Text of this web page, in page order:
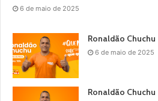
6 de maio de 2025
Ronaldão Chuchu
6 de maio de 2025
Ronaldão Chuchu